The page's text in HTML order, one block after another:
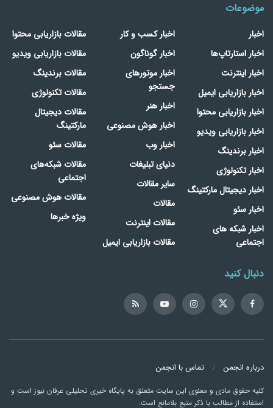
موضوعات
اخبار
اخبار استارتاپ‌ها
اخبار اینترنت
اخبار بازاریابی ایمیل
اخبار بازاریابی محتوا
اخبار بازاریابی ویدیو
اخبار برندینگ
اخبار تکنولوژی
اخبار دیجیتال مارکتینگ
اخبار سئو
اخبار شبکه های
اجتماعی
اخبار کسب و کار
اخبار گوناگون
اخبار موتورهای
جستجو
اخبار هنر
اخبار هوش مصنوعی
اخبار وب
دنیای تبلیغات
سایر مقالات
مقالات
مقالات اینترنت
مقالات بازاریابی ایمیل
مقالات بازاریابی محتوا
مقالات بازاریابی ویدیو
مقالات برندینگ
مقالات تکنولوژی
مقالات دیجیتال
مارکتینگ
مقالات سئو
مقالات شبکه‌های
اجتماعی
مقالات هوش مصنوعی
ویژه خبرها
دنبال کنید
درباره انجمن تماس با انجمن
کلیه حقوق مادی و معنوی این سایت متعلق به پایگاه خبری تحلیلی عرفان نیوز است و
استفاده از مطالب با ذکر منبع بلامانع است.